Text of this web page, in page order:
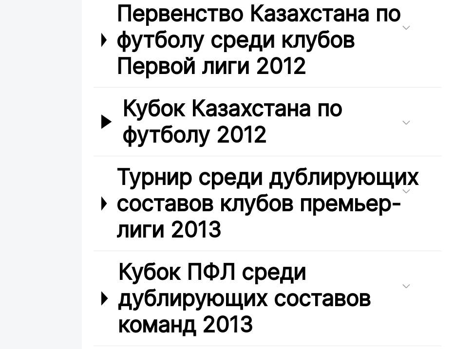
Первенство Казахстана по
футболу среди клубов
Первой лиги 2012
Кубок Казахстана по
футболу 2012
Турнир среди дублирующих
составов клубов премьер-
лиги 2013
Кубок ПФЛ среди
дублирующих составов
команд 2013